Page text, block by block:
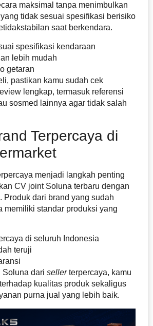
maksimal tanpa menimbulkan
tidak sesuai spesifikasi berisiko
saat berkendara.
spesifikasi kendaraan
lebih mudah
getaran
pastikan kamu sudah cek
lengkap, termasuk referensi
sosmed lainnya agar tidak salah
Terpercaya di
menjadi langkah penting
CV joint Soluna terbaru dengan
Produk dari brand yang sudah
memiliki standar produksi yang
di seluruh Indonesia
teruji
Soluna dari sellerterpercaya, kamu
kualitas produk sekaligus
purna jual yang lebih baik.